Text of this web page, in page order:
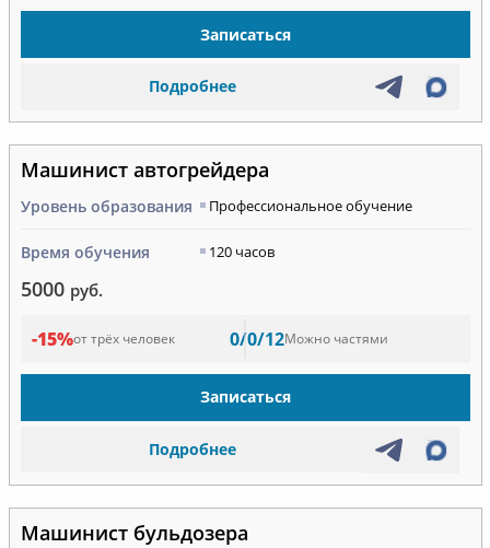
Записаться
Подробнее
Машинист автогрейдера
Уровень образования Профессиональное обучение
Время обучения 120 часов
5000 руб.
-15%от трёх человек 0/0/12Можно частями
Записаться
Подробнее
Машинист бульдозера